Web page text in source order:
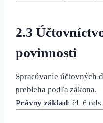
2.3
povinnosti
Spracúvanie účtovných
prebieha podľa zákona.
Právny základ: čl. 6